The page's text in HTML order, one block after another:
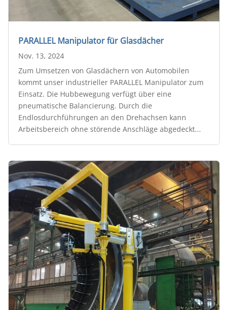
PARALLEL Manipulator für Glasdächer
Nov. 13, 2024
Zum Umsetzen von Glasdächern von Automobilen
kommt unser industrieller PARALLEL Manipulator zum
Einsatz. Die Hubbewegung verfügt über eine
pneumatische Balancierung. Durch die
Endlosdurchführungen an den Drehachsen kann
Arbeitsbereich ohne störende Anschläge abgedeckt...